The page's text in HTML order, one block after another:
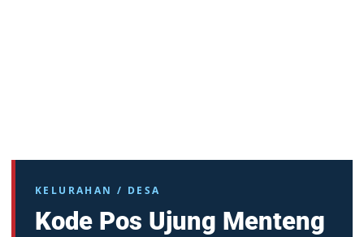
KELURAHAN / DESA
Kode Pos Ujung Menteng